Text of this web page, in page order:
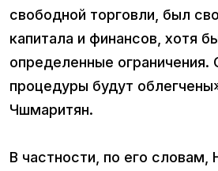
свободной торговли, был
капитала и финансов, хотя
определенные ограничения.
процедуры будут
Чшмаритян.
В частности, по его